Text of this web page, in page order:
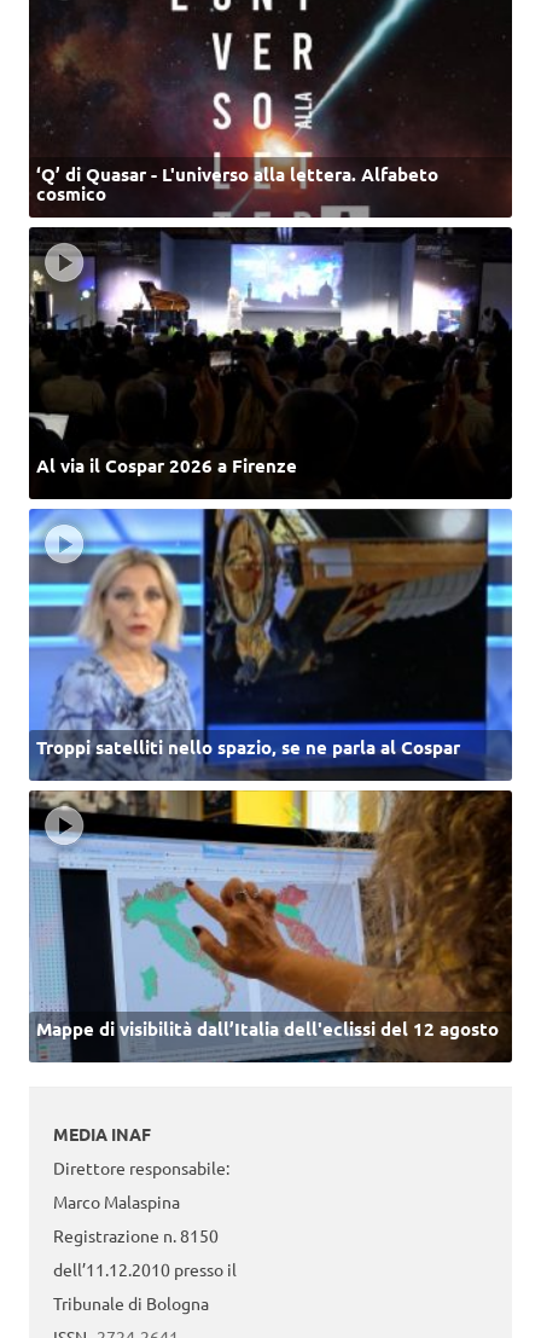
‘Q’ di Quasar - L'universo alla lettera. Alfabeto
cosmico
Al via il Cospar 2026 a Firenze
Troppi satelliti nello spazio, se ne parla al Cospar
Mappe di visibilità dall’Italia dell'eclissi del 12 agosto
MEDIA INAF
Direttore responsabile:
Marco Malaspina
Registrazione n. 8150
dell’11.12.2010 presso il
Tribunale di Bologna